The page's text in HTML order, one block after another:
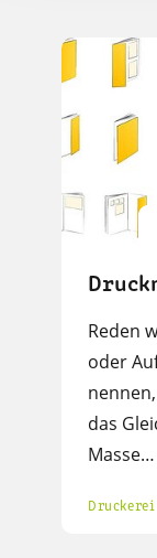
Reden
oder
das
Masse…
Druckerei